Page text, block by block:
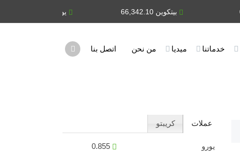
بيتكوين 66,342.10 يورو 0.855
خدماتنا ميديا من نحن اتصل بنا
عملات كريبتو
يورو